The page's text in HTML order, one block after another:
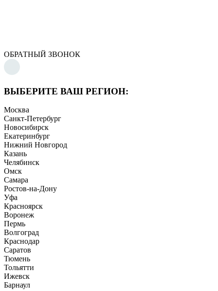
ОБРАТНЫЙ ЗВОНОК
ВЫБЕРИТЕ ВАШ РЕГИОН:
Москва
Санкт-Петербург
Новосибирск
Екатеринбург
Нижний Новгород
Казань
Челябинск
Омск
Самара
Ростов-на-Дону
Уфа
Красноярск
Воронеж
Пермь
Волгоград
Краснодар
Саратов
Тюмень
Тольятти
Ижевск
Барнаул